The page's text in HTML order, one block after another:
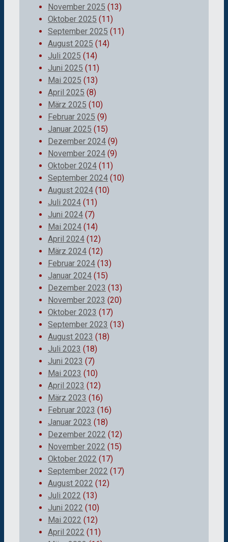
November 2025 (13)
Oktober 2025 (11)
September 2025 (11)
August 2025 (14)
Juli 2025 (14)
Juni 2025 (11)
Mai 2025 (13)
April 2025 (8)
März 2025 (10)
Februar 2025 (9)
Januar 2025 (15)
Dezember 2024 (9)
November 2024 (9)
Oktober 2024 (11)
September 2024 (10)
August 2024 (10)
Juli 2024 (11)
Juni 2024 (7)
Mai 2024 (14)
April 2024 (12)
März 2024 (12)
Februar 2024 (13)
Januar 2024 (15)
Dezember 2023 (13)
November 2023 (20)
Oktober 2023 (17)
September 2023 (13)
August 2023 (18)
Juli 2023 (18)
Juni 2023 (7)
Mai 2023 (10)
April 2023 (12)
März 2023 (16)
Februar 2023 (16)
Januar 2023 (18)
Dezember 2022 (12)
November 2022 (15)
Oktober 2022 (17)
September 2022 (17)
August 2022 (12)
Juli 2022 (13)
Juni 2022 (10)
Mai 2022 (12)
April 2022 (11)